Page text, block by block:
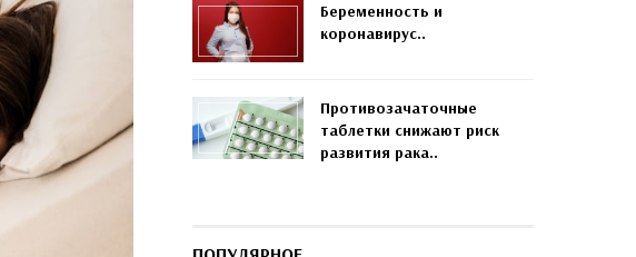
Беременность и
коронавирус..
Противозачаточные
таблетки снижают риск
развития рака..